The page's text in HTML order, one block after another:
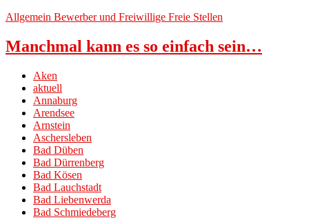
Allgemein Bewerber und Freiwillige Freie Stellen
Manchmal kann es so einfach sein…
Aken
aktuell
Annaburg
Arendsee
Arnstein
Aschersleben
Bad Düben
Bad Dürrenberg
Bad Kösen
Bad Lauchstadt
Bad Liebenwerda
Bad Schmiedeberg